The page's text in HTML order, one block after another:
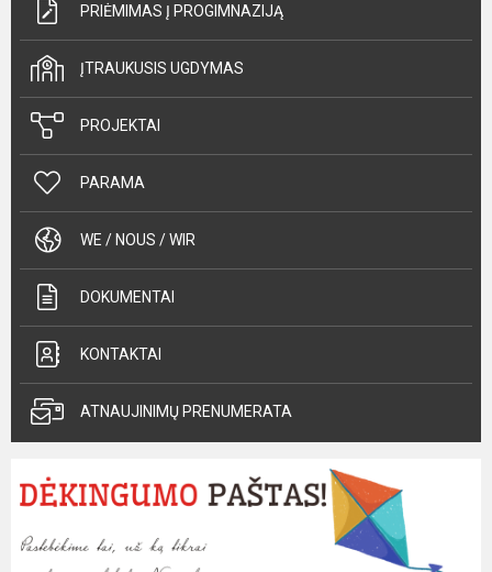
PRIĖMIMAS Į PROGIMNAZIJĄ
ĮTRAUKUSIS UGDYMAS
PROJEKTAI
PARAMA
WE / NOUS / WIR
DOKUMENTAI
KONTAKTAI
ATNAUJINIMŲ PRENUMERATA